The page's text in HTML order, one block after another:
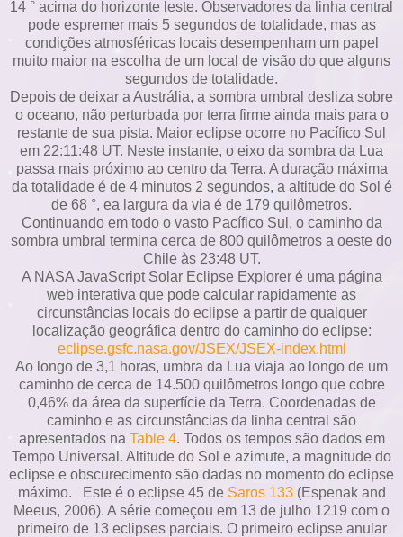
14 ° acima do horizonte leste. Observadores da linha central
pode espremer mais 5 segundos de totalidade, mas as
condições atmosféricas locais desempenham um papel
muito maior na escolha de um local de visão do que alguns
segundos de totalidade.
Depois de deixar a Austrália, a sombra umbral desliza sobre
o oceano, não perturbada por terra firme ainda mais para o
restante de sua pista. Maior eclipse ocorre no Pacífico Sul
em 22:11:48 UT. Neste instante, o eixo da sombra da Lua
passa mais próximo ao centro da Terra. A duração máxima
da totalidade é de 4 minutos 2 segundos, a altitude do Sol é
de 68 °, ea largura da via é de 179 quilômetros.
Continuando em todo o vasto Pacífico Sul, o caminho da
sombra umbral termina cerca de 800 quilômetros a oeste do
Chile às 23:48 UT.
A NASA JavaScript Solar Eclipse Explorer é uma página
web interativa que pode calcular rapidamente as
circunstâncias locais do eclipse a partir de qualquer
localização geográfica dentro do caminho do eclipse:
eclipse.gsfc.nasa.gov/JSEX/JSEX-index.html
Ao longo de 3,1 horas, umbra da Lua viaja ao longo de um
caminho de cerca de 14.500 quilômetros longo que cobre
0,46% da área da superfície da Terra. Coordenadas de
caminho e as circunstâncias da linha central são
apresentados na Table 4. Todos os tempos são dados em
Tempo Universal. Altitude do Sol e azimute, a magnitude do
eclipse e obscurecimento são dadas no momento do eclipse
máximo. Este é o eclipse 45 de Saros 133(Espenak and
Meeus, 2006). A série começou em 13 de julho 1219 com o
primeiro de 13 eclipses parciais. O primeiro eclipse anular